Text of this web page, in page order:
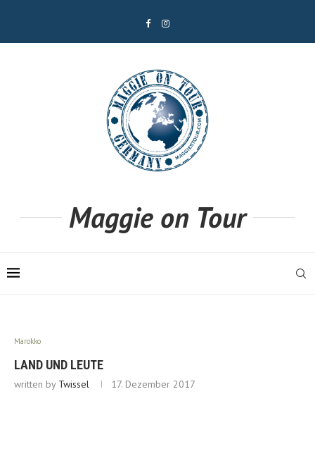
Maggie on Tour
Marokko
LAND UND LEUTE
written by Twissel 17. Dezember 2017